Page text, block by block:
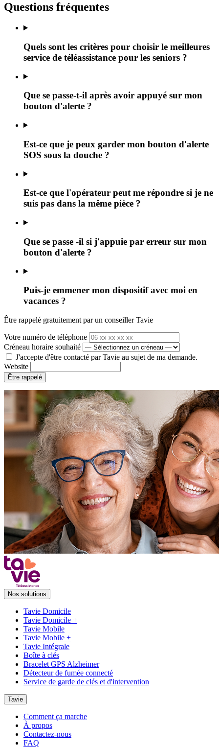
Questions fréquentes
Quels sont les critères pour choisir le meilleures
service de téléassistance pour les seniors ?
Que se passe-t-il après avoir appuyé sur mon
bouton d'alerte ?
Est-ce que je peux garder mon bouton d'alerte
SOS sous la douche ?
Est-ce que l'opérateur peut me répondre si je ne
suis pas dans la même pièce ?
Que se passe -il si j'appuie par erreur sur mon
bouton d'alerte ?
Puis-je emmener mon dispositif avec moi en
vacances ?
Être rappelé gratuitement par un conseiller Tavie
Votre numéro de téléphone
Créneau horaire souhaité
J'accepte d'être contacté par Tavie au sujet de ma demande.
Website
Être rappelé
Nos solutions
Tavie Domicile
Tavie Domicile +
Tavie Mobile
Tavie Mobile +
Tavie Intégrale
Boîte à clés
Bracelet GPS Alzheimer
Détecteur de fumée connecté
Service de garde de clés et d'intervention
Tavie
Comment ça marche
À propos
Contactez-nous
FAQ